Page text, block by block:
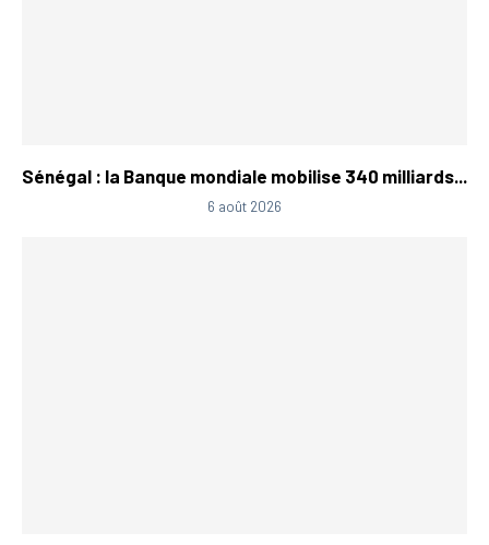
Sénégal : la Banque mondiale mobilise 340 milliards...
6 août 2026